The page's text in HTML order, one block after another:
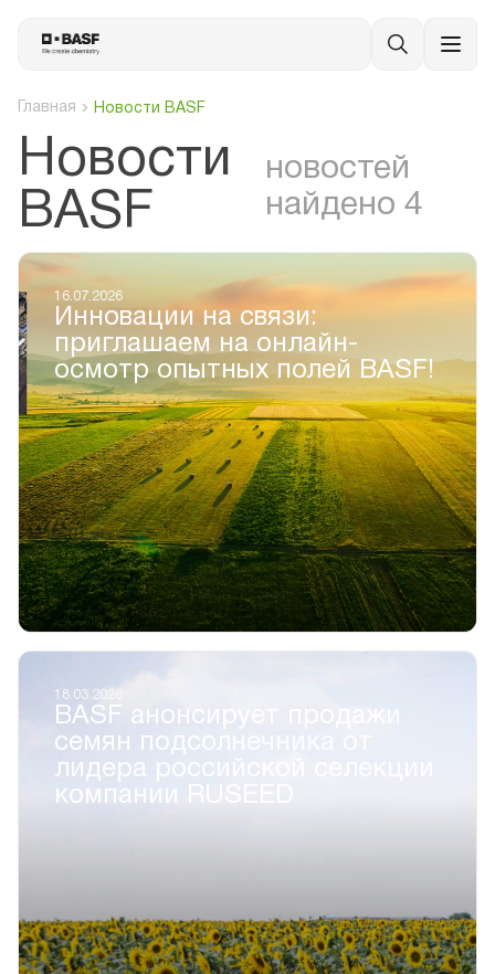
Главная Новости BASF
Новости
BASF
новостей
найдено 4
16.07.2026
Инновации на связи:
приглашаем на онлайн-
осмотр опытных полей BASF!
18.03.2026
BASF анонсирует продажи
семян подсолнечника от
лидера российской селекции
компании RUSEED